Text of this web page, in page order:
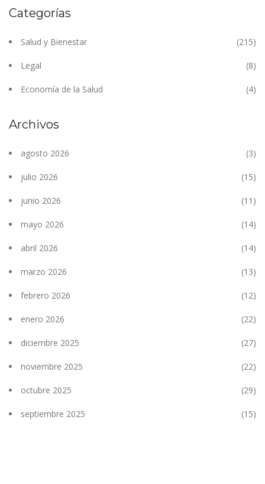
Categorías
Salud y Bienestar (215)
Legal (8)
Economía de la Salud (4)
Archivos
agosto 2026 (3)
julio 2026 (15)
junio 2026 (11)
mayo 2026 (14)
abril 2026 (14)
marzo 2026 (13)
febrero 2026 (12)
enero 2026 (22)
diciembre 2025 (27)
noviembre 2025 (22)
octubre 2025 (29)
septiembre 2025 (15)